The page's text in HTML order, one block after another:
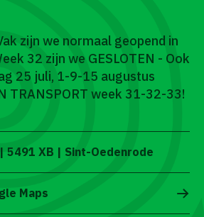
zijn we normaal geopend in
32 zijn we GESLOTEN - Ook
25 juli, 1-9-15 augustus
TRANSPORT week 31-32-33!
5491 XB | Sint-Oedenrode
Maps